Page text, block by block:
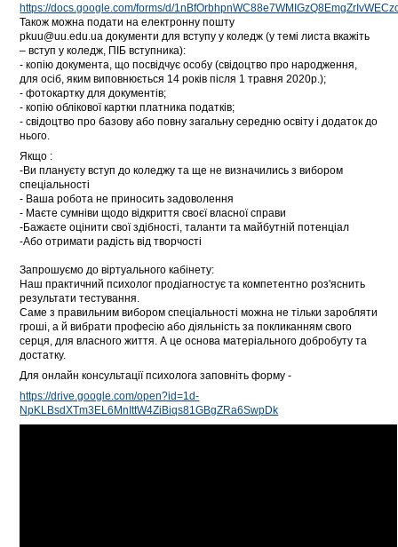
https://docs.google.com/forms/d/
Також можна подати на електронну пошту
pkuu@uu.edu.ua документи для вступу у коледж (у темі листа вкажіть
– вступ у коледж, ПІБ вступника):
- копію документа, що посвідчує особу (свідоцтво про народження,
для осіб, яким виповнюється 14 років після 1 травня 2020р.);
- фотокартку для документів;
- копію облікової картки платника податків;
- свідоцтво про базову або повну загальну середню освіту і додаток до
нього.
Якщо :
-Ви плануєту вступ до коледжу та ще не визначились з вибором
спеціальності
- Ваша робота не приносить задоволення
- Маєте сумніви щодо відкриття своєї власної справи
-Бажаєте оцінити свої здібності, таланти та майбутній потенціал
-Або отримати радість від творчості
Запрошуємо до віртуального кабінету:
Наш практичний психолог продіагностує та компетентно роз'яснить
результати тестування.
Саме з правильним вибором спеціальності можна не тільки заробляти
гроші, а й вибрати професію або діяльність за покликанням свого
серця, для власного життя. А це основа матеріального добробуту та
достатку.
Для онлайн консультації психолога заповніть форму -
https://drive.google.com/open?id=1d-
NpKLBsdXTm3EL6MnIttW4ZiBiqs81GBgZRa6SwpDk